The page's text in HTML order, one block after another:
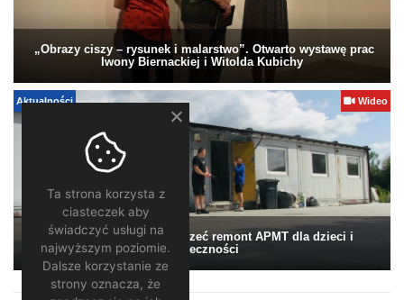
„Obrazy ciszy – rysunek i malarstwo”. Otwarto wystawę prac
Iwony Biernackiej i Witolda Kubichy
Aktualności Wideo
Pomagamy. Warto wesprzeć remont APMT dla dzieci i
społeczności
Ta strona korzysta z
ciasteczek aby
świadczyć usługi na
najwyższym poziomie.
Dalsze korzystanie ze
strony oznacza, że